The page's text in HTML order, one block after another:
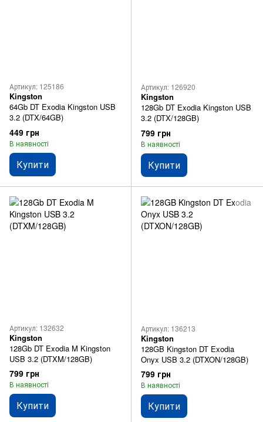
Артикул: 125186
Kingston
64Gb DT Exodia Kingston USB
3.2 (DTX/64GB)
449 грн
В наявності
Купити
Артикул: 126920
Kingston
128Gb DT Exodia Kingston USB
3.2 (DTX/128GB)
799 грн
В наявності
Купити
Артикул: 132632
Kingston
128Gb DT Exodia M Kingston
USB 3.2 (DTXM/128GB)
799 грн
В наявності
Купити
Артикул: 136213
Kingston
128GB Kingston DT Exodia
Onyx USB 3.2 (DTXON/128GB)
799 грн
В наявності
Купити